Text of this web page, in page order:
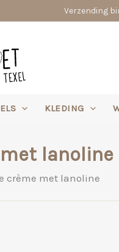
Verzending
KLEDING
lanoline
crème met lanoline